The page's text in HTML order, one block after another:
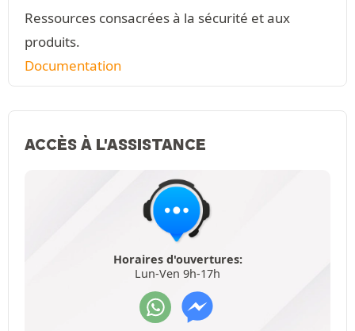
Ressources consacrées à la sécurité et aux
produits.
Documentation
ACCÈS À L'ASSISTANCE
Horaires d'ouvertures:
Lun-Ven 9h-17h